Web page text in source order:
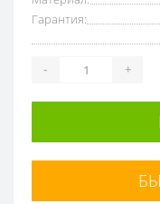
Гарантия:
- +